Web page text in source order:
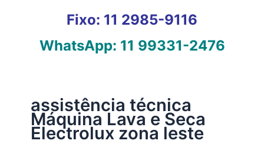
Fixo: 11 2985-9116
WhatsApp: 11 99331-2476
assistência técnica
Máquina Lava e Seca
Electrolux zona leste